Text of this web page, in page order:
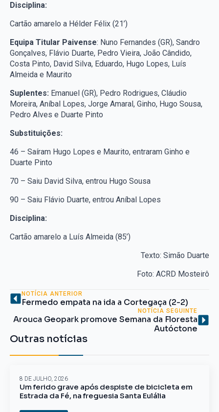
Disciplina:
Cartão amarelo a Hélder Félix (21’)
Equipa Titular Paivense: Nuno Fernandes (GR), Sandro
Gonçalves, Flávio Duarte, Pedro Vieira, João Cândido,
Costa Pinto, David Silva, Eduardo, Hugo Lopes, Luís
Almeida e Maurito
Suplentes: Emanuel (GR), Pedro Rodrigues, Cláudio
Moreira, Aníbal Lopes, Jorge Amaral, Ginho, Hugo Sousa,
Pedro Alves e Duarte Pinto
Substituições:
46 – Saíram Hugo Lopes e Maurito, entraram Ginho e
Duarte Pinto
70 – Saiu David Silva, entrou Hugo Sousa
90 – Saiu Flávio Duarte, entrou Aníbal Lopes
Disciplina:
Cartão amarelo a Luís Almeida (85’)
Texto: Simão Duarte
Foto: ACRD Mosteirô
NOTÍCIA ANTERIOR
Fermedo empata na ida a Cortegaça (2-2)
NOTÍCIA SEGUINTE
Arouca Geopark promove Semana da Floresta
Autóctone
Outras notícias
Um ferido grave após despiste de bicicleta em
Estrada da Fé, na freguesia Santa Eulália
8 DE JULHO, 2026